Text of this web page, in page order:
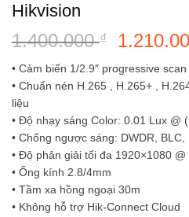
Hikvision
1.400.000₫
Giá
gốc
là:
• Cảm biến 1/2.9″ progressive
• Chuẩn nén H.265 , H.265+ ,
liệu
• Độ nhạy sáng Color: 0.01 Lux @
• Chống ngược sáng: DWDR, BLC,
• Độ phân giải tối đa 1920×1080 @
• Ống kính 2.8/4mm
• Tầm xa hồng ngoại 30m
• Không hỗ trợ Hik-Connect Cloud